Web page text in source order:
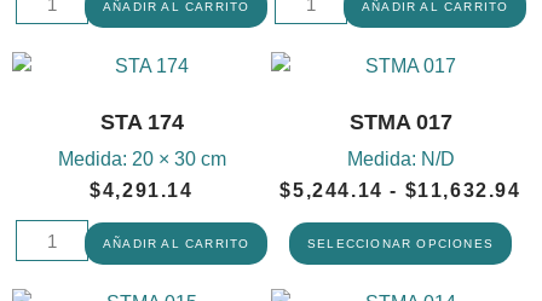
AÑADIR AL CARRITO AÑADIR AL CARRITO
STA 174
Medida: 20 × 30 cm
$4,291.14
AÑADIR AL CARRITO
STMA 017
Medida: N/D
$5,244.14 - $11,632.94
SELECCIONAR OPCIONES